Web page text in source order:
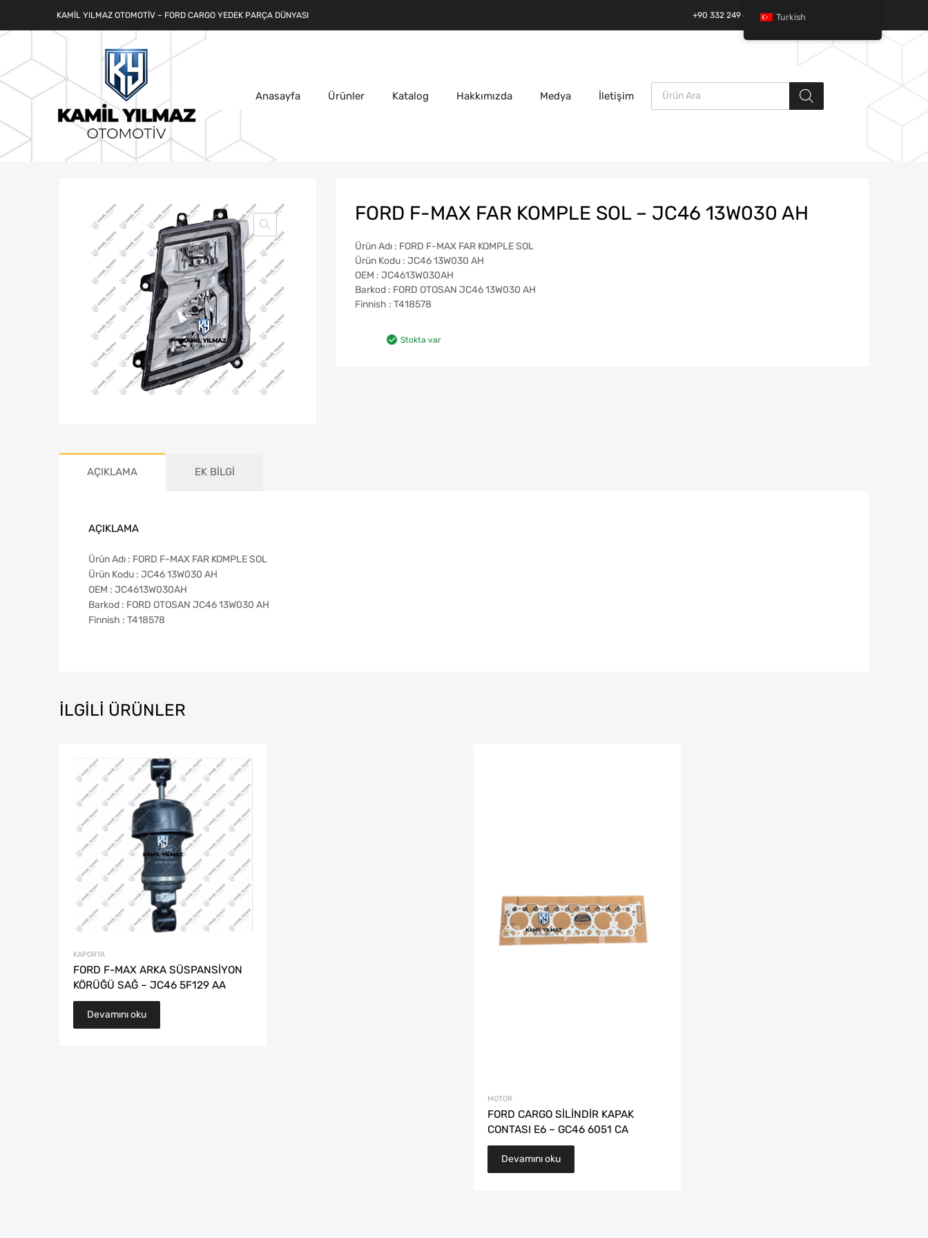
KAMIL YILMAZ OTOMOTIV – FORD CARGO YEDEK PARÇA DÜNYASI +90 332 249 49 01 | +90 532 685 32 42
Anasayfa Ürünler Katalog Hakkımızda Medya İletişim
Ürün arama
FORD F-MAX FAR KOMPLE SOL – JC46 13W030 AH
Ürün Adı : FORD F-MAX FAR KOMPLE SOL
Ürün Kodu : JC46 13W030 AH
OEM : JC4613W030AH
Barkod : FORD OTOSAN JC46 13W030 AH
Finnish : T418578
Stokta var
AÇIKLAMA EK BILGI
AÇIKLAMA
Ürün Adı : FORD F-MAX FAR KOMPLE SOL
Ürün Kodu : JC46 13W030 AH
OEM : JC4613W030AH
Barkod : FORD OTOSAN JC46 13W030 AH
Finnish : T418578
İLGILI ÜRÜNLER
KAPORTA
FORD F-MAX ARKA SÜSPANSİYON
KÖRÜĞÜ SAĞ – JC46 5F129 AA
Devamını oku
MOTOR
FORD CARGO SİLİNDİR KAPAK
CONTASI E6 – GC46 6051 CA
Devamını oku
Turkish